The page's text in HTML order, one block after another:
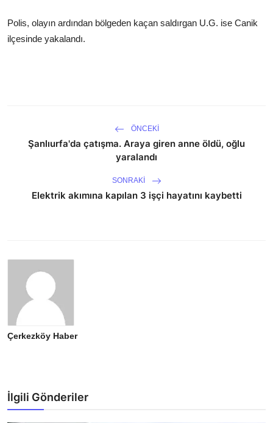
Polis, olayın ardından bölgeden kaçan saldırgan U.G. ise Canik
ilçesinde yakalandı.
ÖNCEKI
Şanlıurfa'da çatışma. Araya giren anne öldü, oğlu
yaralandı
SONRAKI
Elektrik akımına kapılan 3 işçi hayatını kaybetti
Çerkezköy Haber
İlgili Gönderiler